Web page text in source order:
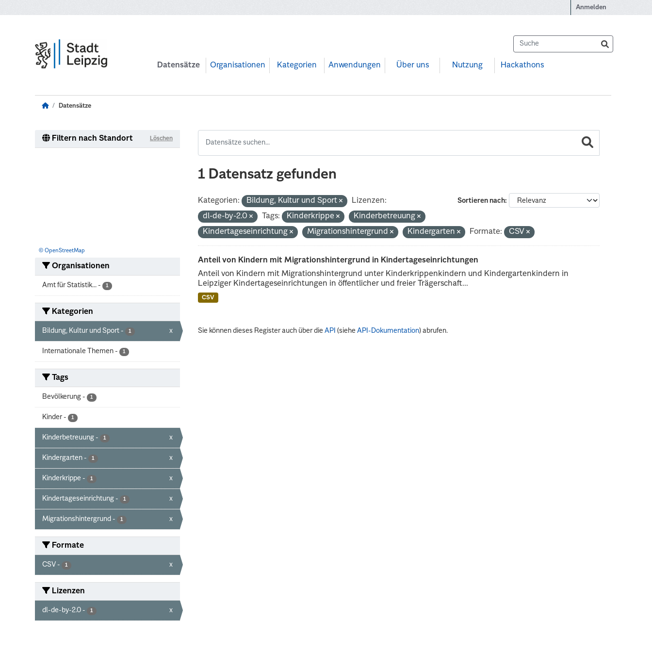
Anmelden
Datensätze Organisationen Kategorien Anwendungen Über uns Nutzung Hackathons
Datensätze
Filtern nach Standort Löschen
© OpenStreetMap
Organisationen
Amt für Statistik... - 1
Kategorien
Bildung, Kultur und Sport - 1 x
Internationale Themen - 1
Tags
Bevölkerung - 1
Kinder - 1
Kinderbetreuung - 1 x
Kindergarten - 1 x
Kinderkrippe - 1 x
Kindertageseinrichtung - 1 x
Migrationshintergrund - 1 x
Formate
CSV - 1 x
Lizenzen
dl-de-by-2.0 - 1 x
1 Datensatz gefunden
Sortieren nach
Kategorien: Bildung, Kultur und Sport
Lizenzen:
dl-de-by-2.0
Tags: Kinderkrippe
Kinderbetreuung
Kindertageseinrichtung
Migrationshintergrund Kindergarten Formate: CSV
Anteil von Kindern mit Migrationshintergrund in Kindertageseinrichtungen
Anteil von Kindern mit Migrationshintergrund unter Kinderkrippenkindern und Kindergartenkindern in
Leipziger Kindertageseinrichtungen in öffentlicher und freier Trägerschaft...
CSV
Sie können dieses Register auch über dieAPI (sieheAPI-Dokumentation) abrufen.